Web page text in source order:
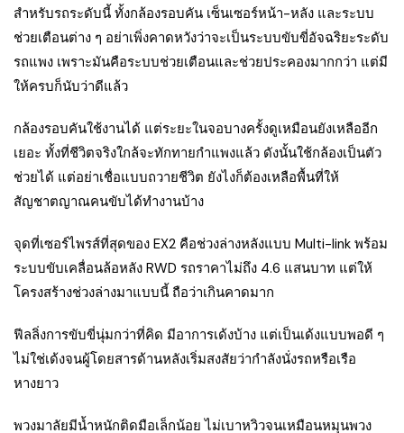
สำหรับรถระดับนี้ ทั้งกล้องรอบคัน เซ็นเซอร์หน้า-หลัง และระบบ
ช่วยเตือนต่าง ๆ อย่าเพิ่งคาดหวังว่าจะเป็นระบบขับขี่อัจฉริยะระดับ
รถแพง เพราะมันคือระบบช่วยเตือนและช่วยประคองมากกว่า แต่มี
ให้ครบก็นับว่าดีแล้ว
กล้องรอบคันใช้งานได้ แต่ระยะในจอบางครั้งดูเหมือนยังเหลืออีก
เยอะ ทั้งที่ชีวิตจริงใกล้จะทักทายกำแพงแล้ว ดังนั้นใช้กล้องเป็นตัว
ช่วยได้ แต่อย่าเชื่อแบบถวายชีวิต ยังไงก็ต้องเหลือพื้นที่ให้
สัญชาตญาณคนขับได้ทำงานบ้าง
จุดที่เซอร์ไพรส์ที่สุดของ EX2 คือช่วงล่างหลังแบบ Multi-link พร้อม
ระบบขับเคลื่อนล้อหลัง RWD รถราคาไม่ถึง 4.6 แสนบาท แต่ให้
โครงสร้างช่วงล่างมาแบบนี้ ถือว่าเกินคาดมาก
ฟีลลิ่งการขับขี่นุ่มกว่าที่คิด มีอาการเด้งบ้าง แต่เป็นเด้งแบบพอดี ๆ
ไม่ใช่เด้งจนผู้โดยสารด้านหลังเริ่มสงสัยว่ากำลังนั่งรถหรือเรือ
หางยาว
พวงมาลัยมีน้ำหนักติดมือเล็กน้อย ไม่เบาหวิวจนเหมือนหมุนพวง